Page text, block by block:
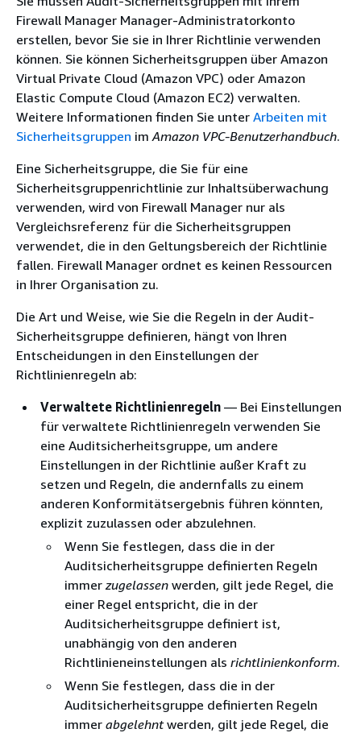
Firewall Manager Manager-Administratorkonto
erstellen, bevor Sie sie in Ihrer Richtlinie verwenden
können. Sie können Sicherheitsgruppen über Amazon
Virtual Private Cloud (Amazon VPC) oder Amazon
Elastic Compute Cloud (Amazon EC2) verwalten.
Weitere Informationen finden Sie unter Arbeiten mit
Sicherheitsgruppen imAmazon VPC-Benutzerhandbuch.
Eine Sicherheitsgruppe, die Sie für eine
Sicherheitsgruppenrichtlinie zur Inhaltsüberwachung
verwenden, wird von Firewall Manager nur als
Vergleichsreferenz für die Sicherheitsgruppen
verwendet, die in den Geltungsbereich der Richtlinie
fallen. Firewall Manager ordnet es keinen Ressourcen
in Ihrer Organisation zu.
Die Art und Weise, wie Sie die Regeln in der Audit-
Sicherheitsgruppe definieren, hängt von Ihren
Entscheidungen in den Einstellungen der
Richtlinienregeln ab:
Verwaltete Richtlinienregeln — Bei Einstellungen
für verwaltete Richtlinienregeln verwenden Sie
eine Auditsicherheitsgruppe, um andere
Einstellungen in der Richtlinie außer Kraft zu
setzen und Regeln, die andernfalls zu einem
anderen Konformitätsergebnis führen könnten,
explizit zuzulassen oder abzulehnen.
Wenn Sie festlegen, dass die in der
Auditsicherheitsgruppe definierten Regeln
immerzugelassen werden, gilt jede Regel, die
einer Regel entspricht, die in der
Auditsicherheitsgruppe definiert ist,
unabhängig von den anderen
Richtlinieneinstellungen als richtlinienkonform.
Wenn Sie festlegen, dass die in der
Auditsicherheitsgruppe definierten Regeln
immer abgelehntwerden, gilt jede Regel, die